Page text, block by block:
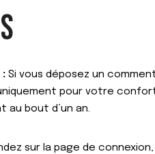
: Si vous déposez un
pour votre
au bout d’un an.
sur la page de